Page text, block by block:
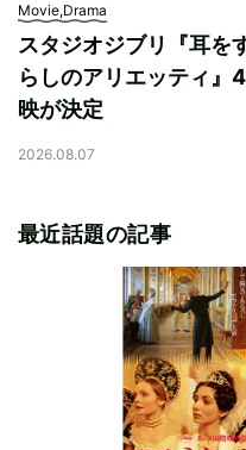
Movie,Drama
スタジオジブリ『耳を
らしのアリエッティ』
映が決定
2026.08.07
最近話題の記事